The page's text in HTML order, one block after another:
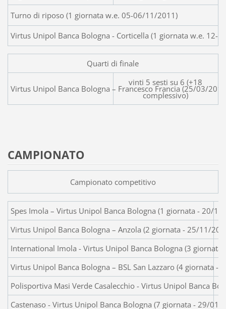
Turno di riposo (1 giornata w.e. 05-06/11/2011)
Virtus Unipol Banca Bologna - Corticella (1 giornata w.e. 12-
Quarti di finale
Virtus Unipol Banca Bologna – Francesco
vinti 5 sesti su 6 (+18
complessivo)
CAMPIONATO
Campionato competitivo
Spes Imola – Virtus Unipol Banca
Virtus Unipol Banca Bologna – Anzola (2 giornata - 25/11/
International Imola - Virtus Unipol Banca Bologna (3
Virtus Unipol Banca Bologna – BSL San Lazzaro (4 giornata -
Polisportiva Masi Verde Casalecchio - Virtus Unipol Banca
Castenaso - Virtus Unipol Banca Bologna (7 giornata - 29/01/